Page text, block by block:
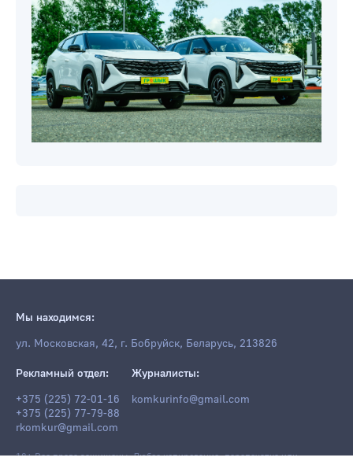
Мы находимся:
ул. Московская, 42, г. Бобруйск, Беларусь, 213826
Рекламный отдел:
+375 (225) 72-01-16
+375 (225) 77-79-88
rkomkur@gmail.com
Журналисты:
komkurinfo@gmail.com
18+ Все права защищены. Любое копирование, перепечатка или